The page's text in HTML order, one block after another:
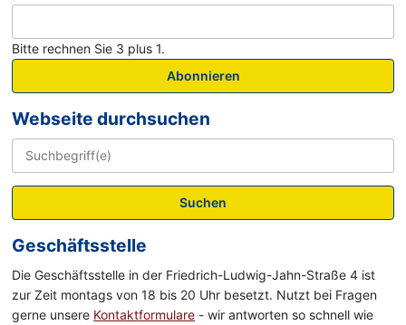
Bitte rechnen Sie 3 plus 1.
Abonnieren
Webseite durchsuchen
Suchen
Geschäftsstelle
Die Geschäftsstelle in der Friedrich-Ludwig-Jahn-Straße 4 ist
zur Zeit montags von 18 bis 20 Uhr besetzt. Nutzt bei Fragen
gerne unsere Kontaktformulare - wir antworten so schnell wie